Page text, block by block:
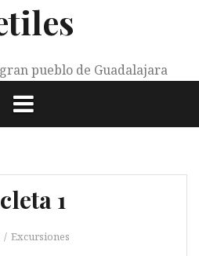
pueblo de Guadalajara
1
Excursiones